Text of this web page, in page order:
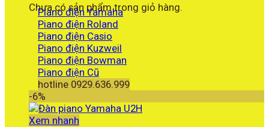
Chưa có sản phẩm trong giỏ hàng.
Piano điện Yamaha
Piano điện Roland
Piano điện Casio
Piano điện Kuzweil
Piano điện Bowman
Piano điện Cũ
hotline 0929.636.999
-6%
Xem nhanh